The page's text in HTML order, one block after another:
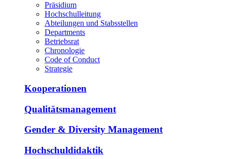
Präsidium
Hochschulleitung
Abteilungen und Stabsstellen
Departments
Betriebsrat
Chronologie
Code of Conduct
Strategie
Kooperationen
Qualitätsmanagement
Gender & Diversity Management
Hochschuldidaktik